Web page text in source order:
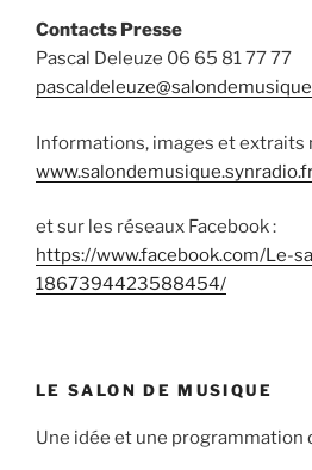
Contacts Presse
Pascal Deleuze 06 65 81 77 77
Informations, images et extraits
et sur les réseaux Facebook :
https://www.facebook.com/Le-
1867394423588454/
LE SALON DE MUSIQUE
Une idée et une programmation